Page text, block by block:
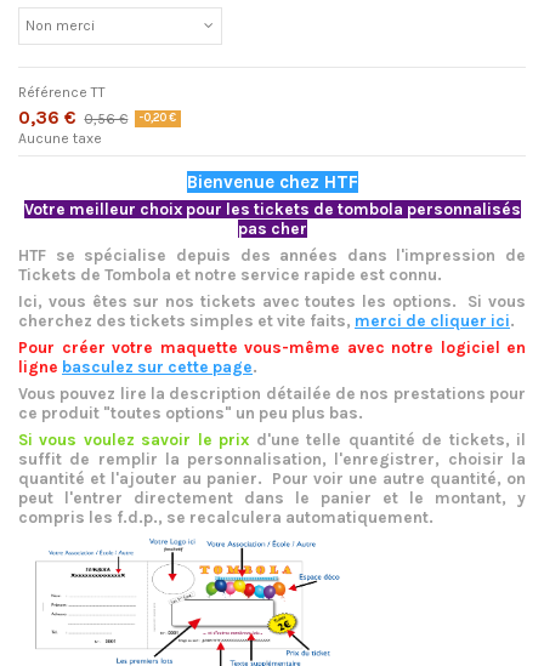
Référence TT
0,36 € 0,56 € -0,20 €
Aucune taxe
Bienvenue chez HTF
Votre meilleur choix pour les tickets de tombola personnalisés
pas cher
HTF se spécialise depuis des années dans l'impression de
Tickets de Tombola et notre service rapide est connu.
Ici, vous êtes sur nos tickets avec toutes les options. Si vous
cherchez des tickets simples et vite faits, merci de cliquer ici.
Pour créer votre maquette vous-même avec notre logiciel en
ligne basculez sur cette page.
Vous pouvez lire la description détailée de nos prestations pour
ce produit "toutes options" un peu plus bas.
Si vous voulez savoir le prix d'une telle quantité de tickets, il
suffit de remplir la personnalisation, l'enregistrer, choisir la
quantité et l'ajouter au panier. Pour voir une autre quantité, on
peut l'entrer directement dans le panier et le montant, y
compris les f.d.p., se recalculera automatiquement.